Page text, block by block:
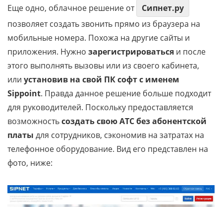
Еще одно, облачное решение от
Сипнет.ру
позволяет создать звонить прямо из браузера на
мобильные номера. Похожа на другие сайты и
приложения. Нужно зарегистрироваться и после
этого выполнять вызовы или из своего кабинета,
или установив на свой ПК софт с именем
Sippoint. Правда данное решение больше подходит
для руководителей. Поскольку предоставляется
возможностьсоздать свою АТС без абонентской
платы для сотрудников, сэкономив на затратах на
телефонное оборудование. Вид его представлен на
фото, ниже: